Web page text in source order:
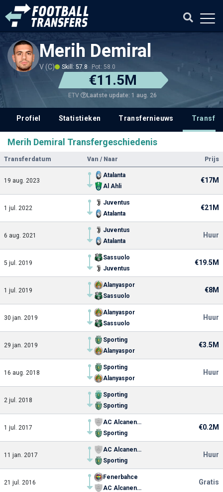
Merih Demiral
V (C) Skill: 57.8 Pot: 58.0
€11.5M
ETV Laatste update: 1 aug. 26
Profiel Statistieken Transfernieuws
Merih Demiral Transfergeschiedenis
Transferdatum Van / Naar Prijs
19 aug. 2023
Atalanta
Al Ahli
€17M
1 jul. 2022
Juventus
Atalanta
€21M
6 aug. 2021
Juventus
Atalanta
Huur
5 jul. 2019
Sassuolo
Juventus
€19.5M
1 jul. 2019
Alanyaspor
Sassuolo
€8M
30 jan. 2019
Alanyaspor
Sassuolo
Huur
29 jan. 2019
Sporting
Alanyaspor
€3.5M
16 aug. 2018
Sporting
Alanyaspor
Huur
2 jul. 2018
Sporting
Sporting
1 jul. 2017
AC Alcanenense
Sporting
€0.2M
11 jan. 2017
AC Alcanenense
Sporting
Huur
21 jul. 2016
Fenerbahce
AC Alcanenense
Gratis